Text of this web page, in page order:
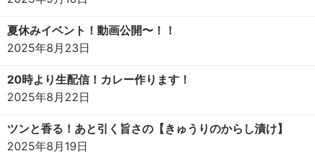
夏休みイベント！動画公開〜！！
2025年8月23日
20時より生配信！カレー作ります！
2025年8月22日
ツンと香る！あと引く旨さの【きゅうりのからし漬け】
2025年8月19日